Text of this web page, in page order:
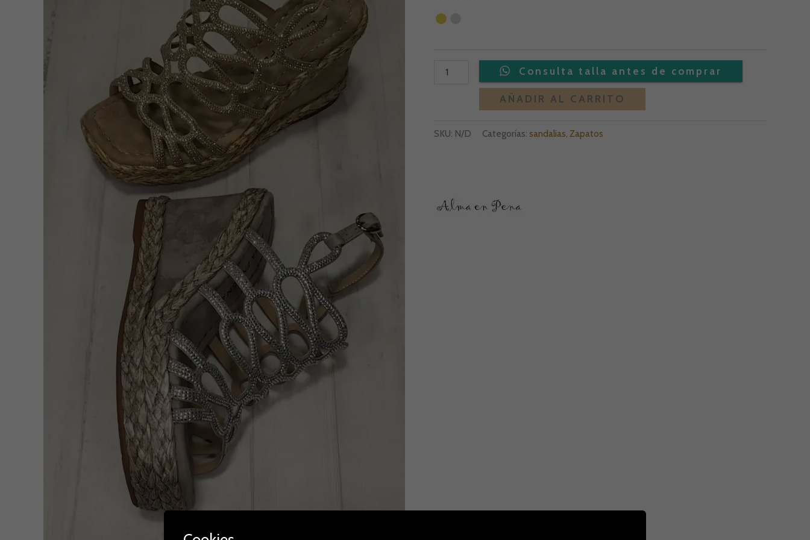
AÑADIR AL CARRITO
SKU: N/D Categorías: sandalias, Zapatos